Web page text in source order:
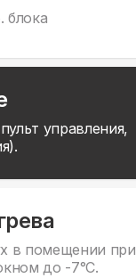
блока
управления,
в помещении при
до -7°С.